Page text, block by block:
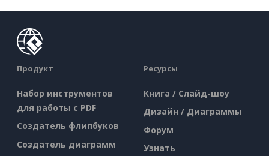
Продукт
Набор инструментов
для работы с PDF
Создатель флипбуков
Создатель диаграмм
Ресурсы
Книга / Слайд-шоу
Дизайн / Диаграммы
Форум
Узнать